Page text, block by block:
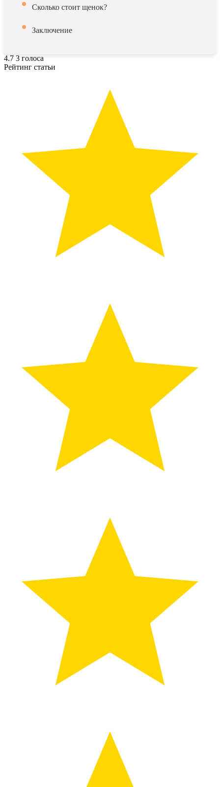
Сколько стоит щенок?
Заключение
4.7 3 голоса
Рейтинг статьи